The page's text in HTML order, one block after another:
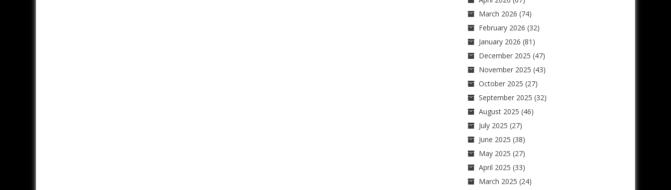
March 2026 (74)
February 2026 (32)
January 2026 (81)
December 2025 (47)
November 2025 (43)
October 2025 (27)
September 2025 (32)
August 2025 (46)
July 2025 (27)
June 2025 (38)
May 2025 (27)
April 2025 (33)
March 2025 (24)